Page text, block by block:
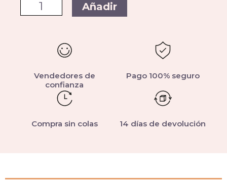
Añadir
Vendedores de
confianza
Pago 100% seguro
Compra sin colas 14 días de devolución